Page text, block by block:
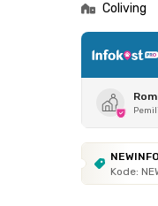
Coliving
Kode: